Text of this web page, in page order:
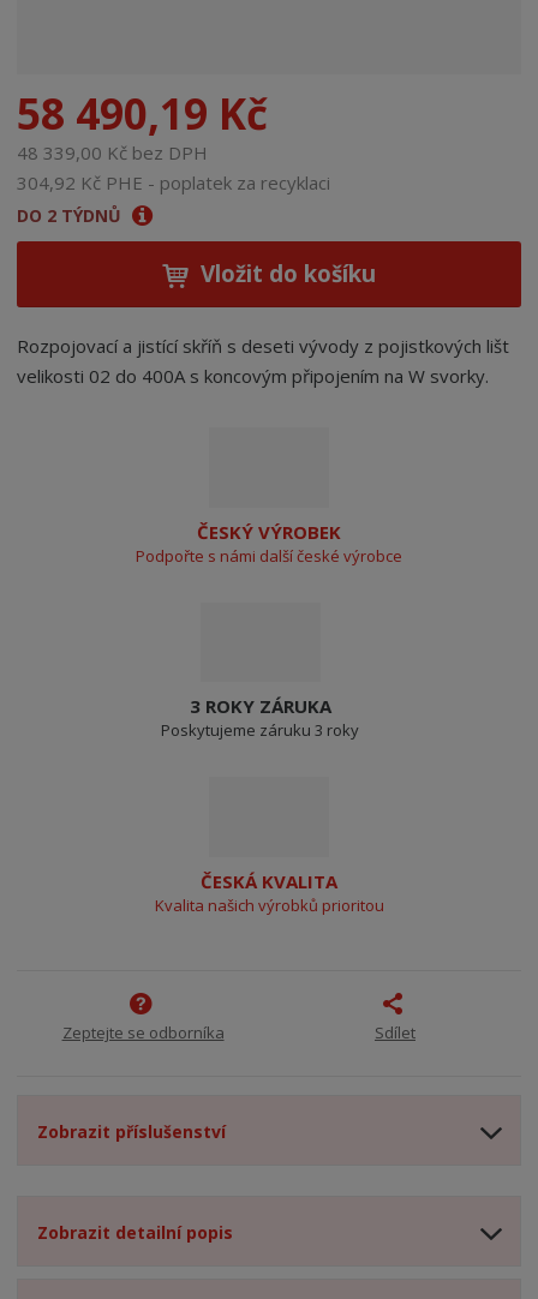
58 490,19 Kč
48 339,00 Kč bez DPH
304,92 Kč PHE - poplatek za recyklaci
DO 2 TÝDNŮ
Vložit do košíku
Rozpojovací a jistící skříň s deseti vývody z pojistkových lišt
velikosti 02 do 400A s koncovým připojením na W svorky.
ČESKÝ VÝROBEK
Podpořte s námi další české výrobce
3 ROKY ZÁRUKA
Poskytujeme záruku 3 roky
ČESKÁ KVALITA
Kvalita našich výrobků prioritou
Zeptejte se odborníka Sdílet
Zobrazit příslušenství
Zobrazit detailní popis